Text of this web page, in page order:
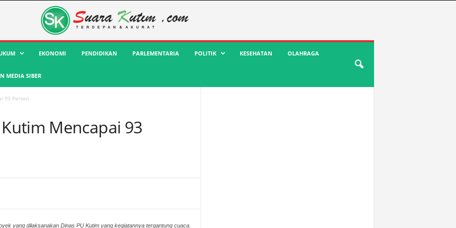
EKONOMI PENDIDIKAN PARLEMENTARIA POLITIK KESEHATAN OLAHRAGA
MEDIA SIBER
93 Persen
Mencapai 93
yang dilaksanakan Dinas PU Kutim yang kegiatannya tergantung cuaca.